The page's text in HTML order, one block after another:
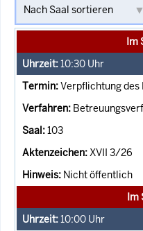
Im
10:30 Uhr
Verpflichtung des
103
XVII 3/26
Nicht öffentlich
Im
10:00 Uhr